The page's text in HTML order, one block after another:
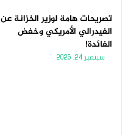
تصريحات هامة لوزير الخزانة عن
الفيدرالي الأمريكي وخفض
الفائدة!
سبتمبر 24, 2025